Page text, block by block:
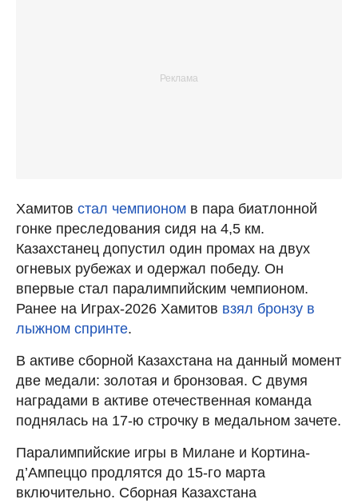
Хамитов стал чемпионом в пара биатлонной
гонке преследования сидя на 4,5 км.
Казахстанец допустил один промах на двух
огневых рубежах и одержал победу. Он
впервые стал паралимпийским чемпионом.
Ранее на Играх-2026 Хамитов взял бронзу в
лыжном спринте.
В активе сборной Казахстана на данный момент
две медали: золотая и бронзовая. С двумя
наградами в активе отечественная команда
поднялась на 17-ю строчку в медальном зачете.
Паралимпийские игры в Милане и Кортина-
д’Ампеццо продлятся до 15-го марта
включительно. Сборная Казахстана